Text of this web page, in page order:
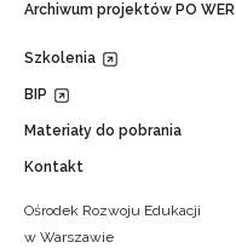
Archiwum projektów PO WER
Szkolenia
BIP
Materiały do pobrania
Kontakt
Ośrodek Rozwoju Edukacji
w Warszawie